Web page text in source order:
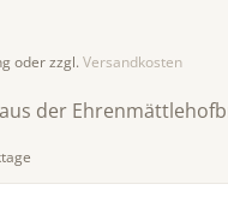
oder zzgl.Versandkosten
der